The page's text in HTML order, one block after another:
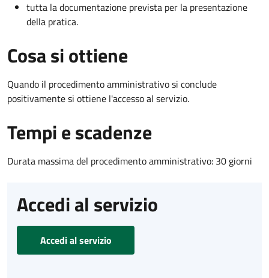
tutta la documentazione prevista per la presentazione
della pratica.
Cosa si ottiene
Quando il procedimento amministrativo si conclude
positivamente si ottiene l'accesso al servizio.
Tempi e scadenze
Durata massima del procedimento amministrativo: 30 giorni
Accedi al servizio
Accedi al servizio